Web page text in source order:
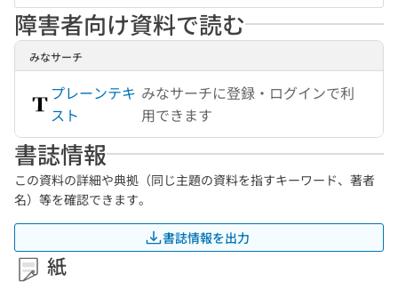
障害者向け資料で読む
みなサーチ
プレーンテキ
スト
みなサーチに登録・ログインで利
用できます
書誌情報
この資料の詳細や典拠（同じ主題の資料を指すキーワード、著者
名）等を確認できます。
書誌情報を出力
紙